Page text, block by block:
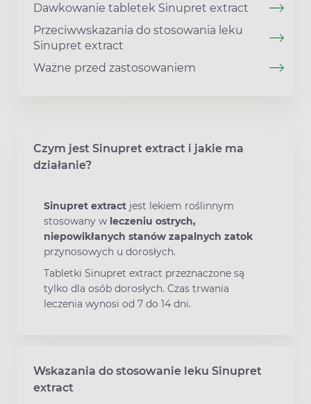
Dawkowanie tabletek Sinupret extract
Przeciwwskazania do stosowania leku
Sinupret extract
Ważne przed zastosowaniem
Czym jest Sinupret extract i jakie ma
działanie?
Sinupret extract jest lekiem roślinnym
stosowany w leczeniu ostrych,
niepowikłanych stanów zapalnych zatok
przynosowych u dorosłych.
Tabletki Sinupret extract przeznaczone są
tylko dla osób dorosłych. Czas trwania
leczenia wynosi od 7 do 14 dni.
Wskazania do stosowanie leku Sinupret
extract